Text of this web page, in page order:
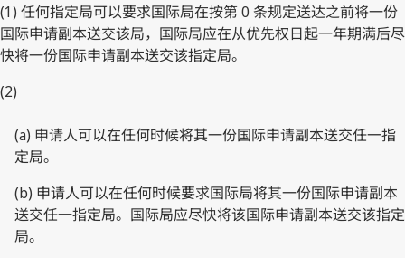
(1) 任何指定局可以要求国际局在按第 0 条规定送达之前将一份
国际申请副本送交该局，国际局应在从优先权日起一年期满后尽
快将一份国际申请副本送交该指定局。
(2)
(a) 申请人可以在任何时候将其一份国际申请副本送交任一指
定局。
(b) 申请人可以在任何时候要求国际局将其一份国际申请副本
送交任一指定局。国际局应尽快将该国际申请副本送交该指定
局。